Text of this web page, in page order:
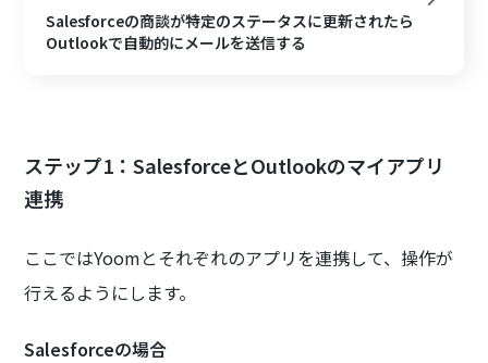
Salesforceの商談が特定のステータスに更新されたら
Outlookで自動的にメールを送信する
ステップ1：SalesforceとOutlookのマイアプリ
連携
ここではYoomとそれぞれのアプリを連携して、操作が
行えるようにします。
Salesforceの場合